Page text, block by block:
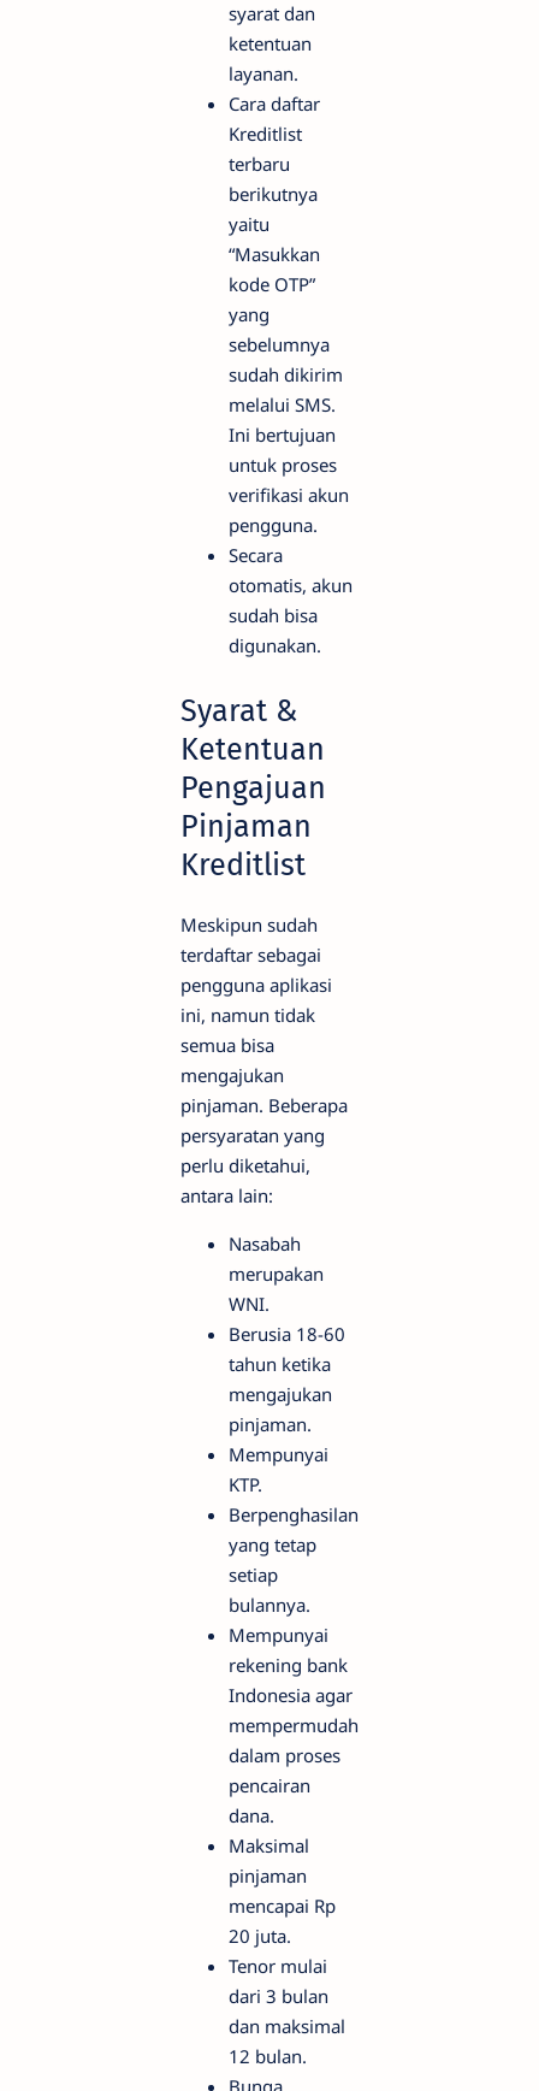
syarat dan
ketentuan
layanan.
Cara daftar
Kreditlist
terbaru
berikutnya
yaitu
“Masukkan
kode OTP”
yang
sebelumnya
sudah dikirim
melalui SMS.
Ini bertujuan
untuk proses
verifikasi akun
pengguna.
Secara
otomatis, akun
sudah bisa
digunakan.
Syarat &
Ketentuan
Pengajuan
Pinjaman
Kreditlist
Meskipun sudah
terdaftar sebagai
pengguna aplikasi
ini, namun tidak
semua bisa
mengajukan
pinjaman. Beberapa
persyaratan yang
perlu diketahui,
antara lain:
Nasabah
merupakan
WNI.
Berusia 18-60
tahun ketika
mengajukan
pinjaman.
Mempunyai
KTP.
Berpenghasilan
yang tetap
setiap
bulannya.
Mempunyai
rekening bank
Indonesia agar
mempermudah
dalam proses
pencairan
dana.
Maksimal
pinjaman
mencapai Rp
20 juta.
Tenor mulai
dari 3 bulan
dan maksimal
12 bulan.
Bunga